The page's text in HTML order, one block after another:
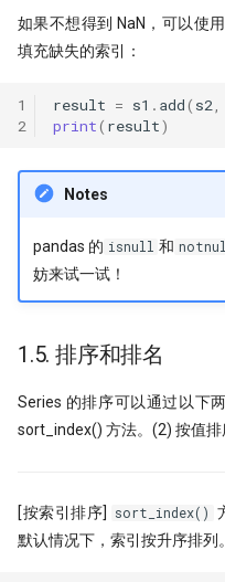
如果不想得到 NaN，可以使用
填充缺失的索引：
1
2
result = s1 . add( s2,
print( result)
Notes
pandas 的 isnull 和
妨来试一试！
1.5. 排序和排名
Series 的排序可以通过以下
sort_index() 方法。(2) 按值排
[按索引排序] sort_index()
默认情况下，索引按升序排列。